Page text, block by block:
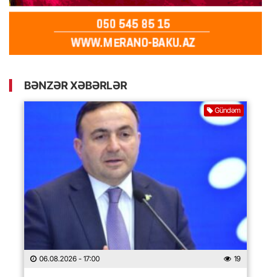
BƏNZƏR XƏBƏRLƏR
Gündəm
06.08.2026 - 17:00 19